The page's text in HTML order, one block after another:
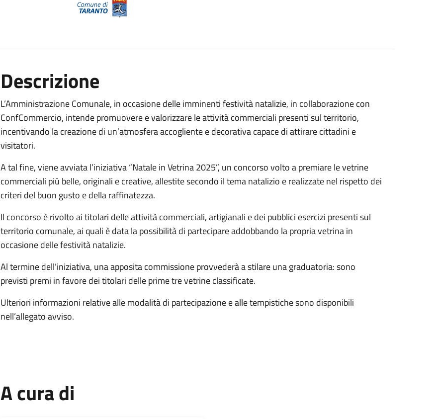
Descrizione
L’Amministrazione Comunale, in occasione delle imminenti festività natalizie, in collaborazione con
ConfCommercio, intende promuovere e valorizzare le attività commerciali presenti sul territorio,
incentivando la creazione di un’atmosfera accogliente e decorativa capace di attirare cittadini e
visitatori.
A tal fine, viene avviata l’iniziativa “Natale in Vetrina 2025”, un concorso volto a premiare le vetrine
commerciali più belle, originali e creative, allestite secondo il tema natalizio e realizzate nel rispetto dei
criteri del buon gusto e della raffinatezza.
Il concorso è rivolto ai titolari delle attività commerciali, artigianali e dei pubblici esercizi presenti sul
territorio comunale, ai quali è data la possibilità di partecipare addobbando la propria vetrina in
occasione delle festività natalizie.
Al termine dell’iniziativa, una apposita commissione provvederà a stilare una graduatoria: sono
previsti premi in favore dei titolari delle prime tre vetrine classificate.
Ulteriori informazioni relative alle modalità di partecipazione e alle tempistiche sono disponibili
nell’allegato avviso.
A cura di